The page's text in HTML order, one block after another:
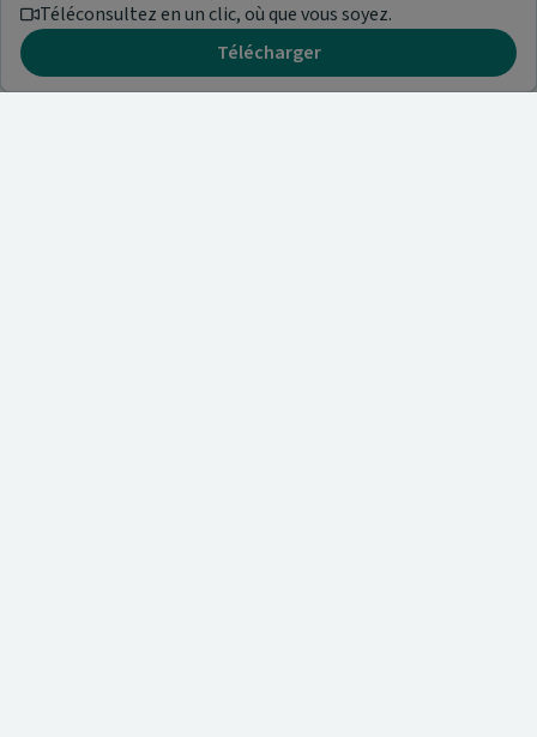
Téléconsultez en un clic, où que vous soyez.
Télécharger